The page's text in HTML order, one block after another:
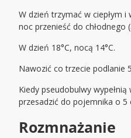
W dzień trzymać w ciepłym
noc przenieść do chłodnego
W dzień 18°C, nocą 14°C.
Nawozić co trzecie podlanie
Kiedy pseudobulwy
przesadzić do pojemnika o
Rozmnażanie